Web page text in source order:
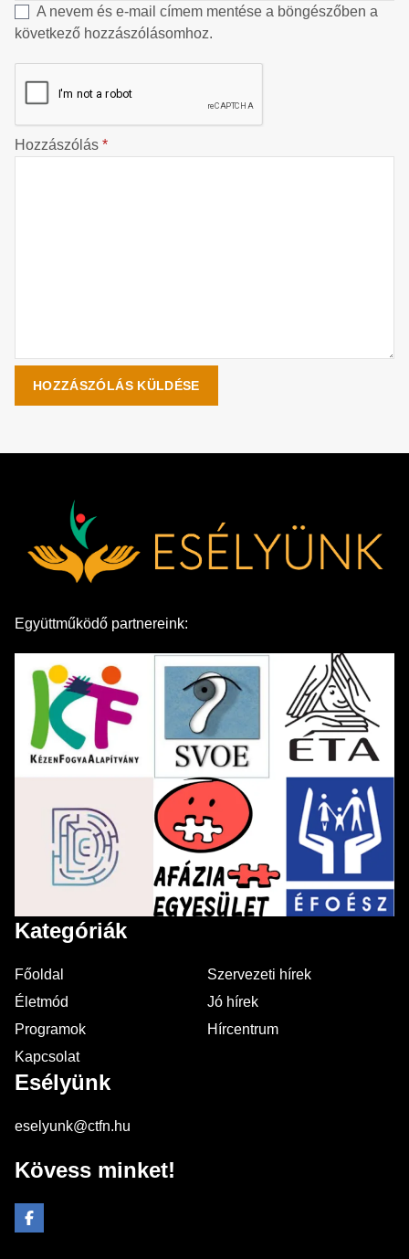
A nevem és e-mail címem mentése a böngészőben a
következő hozzászólásomhoz.
Hozzászólás *
Együttműködő partnereink:
Kategóriák
Főoldal
Szervezeti hírek
Életmód
Jó hírek
Programok
Hírcentrum
Kapcsolat
Esélyünk
eselyunk@ctfn.hu
Kövess minket!